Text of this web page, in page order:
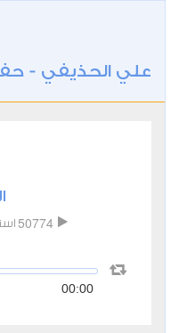
علي الحذيفي -
50774
00:00